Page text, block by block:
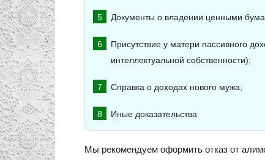
Документы о владении ценными
Присутствие у матери пассивного
интеллектуальной собственности);
Справка о доходах нового мужа;
Иные доказательства
Мы рекомендуем оформить отказ от